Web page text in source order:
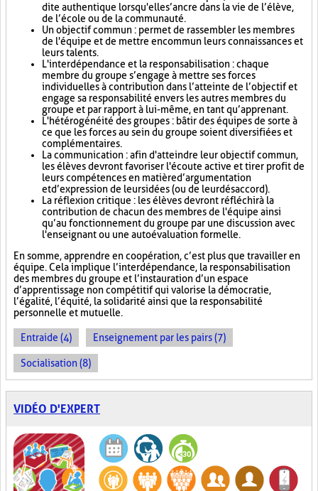
dite authentique lorsqu'elle s’ancre dans la vie de l’élève,
de l’école ou de la communauté.
Un objectif commun : permet de rassembler les membres
de l'équipe et de mettre en commun leurs connaissances et
leurs talents.
L'interdépendance et la responsabilisation : chaque
membre du groupe s’engage à mettre ses forces
individuelles à contribution dans l’atteinte de l’objectif et
engage sa responsabilité envers les autres membres du
groupe et par rapport à lui-même, en tant qu’apprenant.
L'hétérogénéité des groupes : bâtir des équipes de sorte à
ce que les forces au sein du groupe soient diversifiées et
complémentaires.
La communication : afin d'atteindre leur objectif commun,
les élèves devront favoriser l'écoute active et tirer profit de
leurs compétences en matière d’argumentation
et d’expression de leurs idées (ou de leur désaccord).
La réflexion critique : les élèves devront réfléchir à la
contribution de chacun des membres de l'équipe ainsi
qu’au fonctionnement du groupe par une discussion avec
l'enseignant ou une autoévaluation formelle.
En somme, apprendre en coopération, c’est plus que travailler en
équipe. Cela implique l’interdépendance, la responsabilisation
des membres du groupe et l’instauration d’un espace
d’apprentissage non compétitif qui valorise la démocratie,
l’égalité, l’équité, la solidarité ainsi que la responsabilité
personnelle et mutuelle.
Entraide (4) Enseignement par les pairs (7)
Socialisation (8)
VIDÉO D'EXPERT